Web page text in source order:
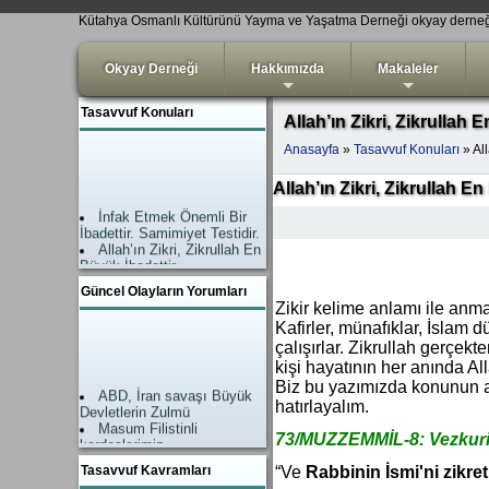
Kütahya Osmanlı Kültürünü Yayma ve Yaşatma Derneği okyay
Okyay Derneği
+
Hakkımızda
+
Makaleler
Allah’ın Zikri, Zikrullah
Anasayfa » Tasavvuf Konuları »
Allah’ın Zikri, Zikrullah
Zikir kelime anlamı ile
Kafirler, münafıklar, İslam
çalışırlar. Zikrullah
kişi hayatının her anında
Biz bu yazımızda
hatırlayalım.
73/MUZZEMMİL-8:
“Ve Rabbinin İsmi'ni zikret
Tasavvuf Konuları
İnfak Etmek Önemli Bir
İbadettir. Samimiyet Testidir.
Allah’ın Zikri, Zikrullah En
Büyük İbadettir.
İslam’da Şefaat Ahirette
değil, Dünyadadır.
Amel-i Salih (Nefis
Hayat devam ediyor.
Allahsız Mutluluk
Mümkün Değildir
ZİKİR EN BÜYÜK
İBADETTTİR
“Takva” Kavramı ne
Güncel Olayların Yorumları
ABD, İran savaşı Büyük
Devletlerin Zulmü
Masum Filistinli
kardeşlerimiz
Allah Yardımı geldi.
Zalimler neye uğradıkları
Tasavvuf Kavramları